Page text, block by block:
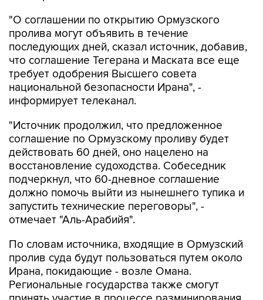
"О соглашении по открытию Ормузского
пролива могут объявить в течение
последующих дней, сказал источник, добавив,
что соглашение Тегерана и Маската все еще
требует одобрения Высшего совета
национальной безопасности Ирана", -
информирует телеканал.
"Источник продолжил, что предложенное
соглашение по Ормузскому проливу будет
действовать 60 дней, оно нацелено на
восстановление судоходства. Собеседник
подчеркнул, что 60-дневное соглашение
должно помочь выйти из нынешнего тупика и
запустить технические переговоры", -
отмечает "Аль-Арабийя".
По словам источника, входящие в Ормузский
пролив суда будут пользоваться путем около
Ирана, покидающие - возле Омана.
Региональные государства также смогут